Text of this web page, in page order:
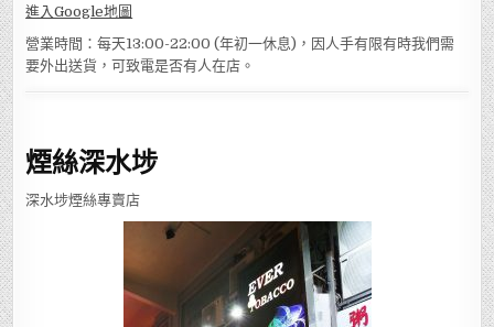
進入Google地圖
營業時間：每天13:00-22:00 (年初一休息)，因人手有限有時我們需
要外出送貨，可致電是否有人在店。
煙絲深水埗
深水埗煙絲專賣店